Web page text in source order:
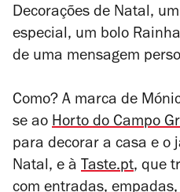
Decorações de Natal,
especial, um bolo
de uma mensagem
Como? A marca de
se ao Horto do Campo
para decorar a casa e o
Natal, e à Taste.pt, que
com entradas,